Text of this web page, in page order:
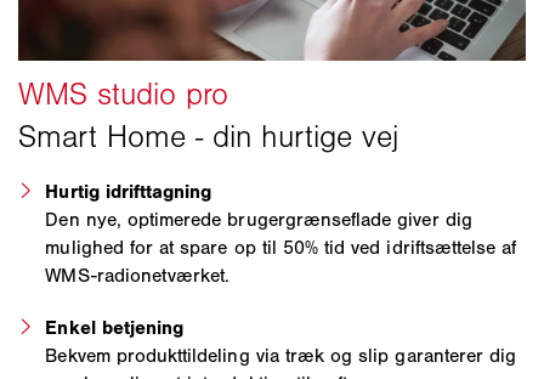
Hurtig idrifttagning
Den nye, optimerede brugergrænseflade giver dig
mulighed for at spare op til 50% tid ved idriftsættelse af
WMS-radionetværket.
Enkel betjening
Bekvem produkttildeling via træk og slip garanterer dig